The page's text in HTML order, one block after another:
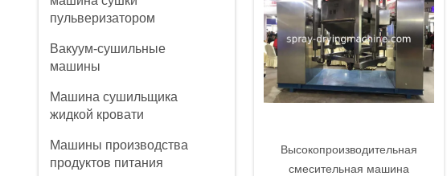
пульверизатором
Вакуум-сушильные
машины
Машина сушильщика
жидкой кровати
Машины производства
продуктов питания
Высокопроизводительная
смесительная машина